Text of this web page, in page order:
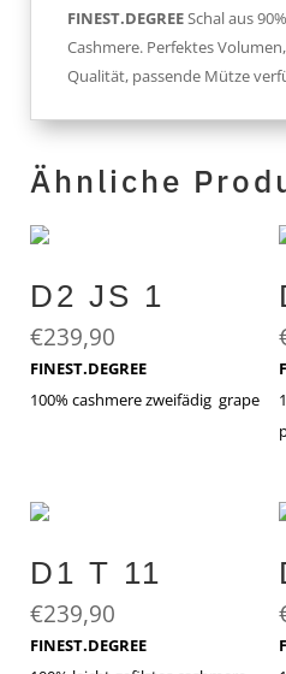
FINEST.DEGREESchal aus
Cashmere. Perfektes
Qualität, passende Mütze
Ähnliche
D2 JS 1
€239,90
FINEST.DEGREE
100% cashmere zweifädig grape
D1 T 11
€239,90
FINEST.DEGREE